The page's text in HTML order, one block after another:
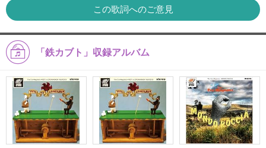
この歌詞へのご意見
「鉄カブト」収録アルバム